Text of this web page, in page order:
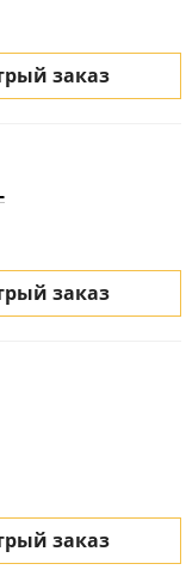
заказ
заказ
заказ